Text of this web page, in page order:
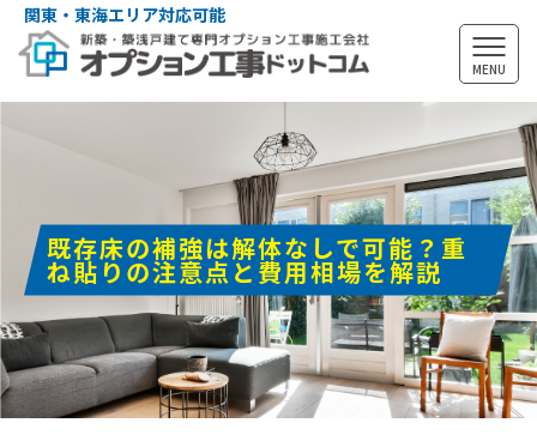
関東・東海エリア対応可能
MENU
既存床の補強は解体なしで可能？重
ね貼りの注意点と費用相場を解説